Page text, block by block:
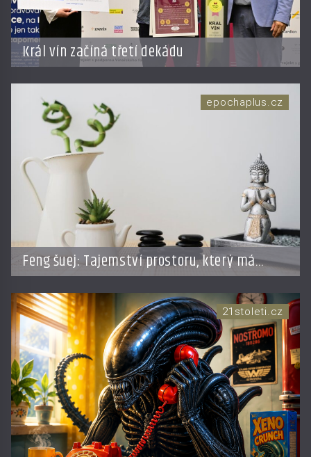
Král vín začíná třetí dekádu
Feng šuej: Tajemství prostoru, který má
přinášet štěstí
epochaplus.cz
21stoleti.cz